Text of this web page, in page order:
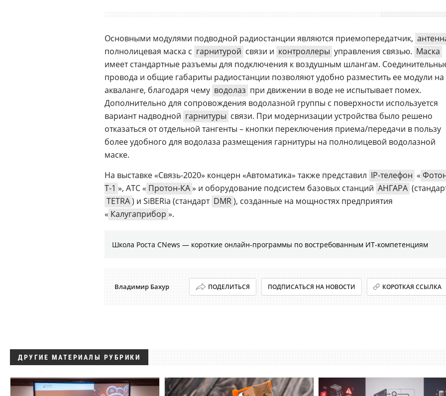
Основными модулями подводной радиостанции являются приемопередатчик,
полнолицевая маска с гарнитурой связи и контроллеры управления связью. Маска
имеет стандартные разъемы для подключения к воздушным шлангам.
провода и общие габариты радиостанции позволяют удобно разместить ее модули на
акваланге, благодаря чему водолаз при движении в воде не испытывает помех.
Дополнительно для сопровождения водолазной группы с поверхности используется
вариант надводной гарнитуры связи. При модернизации устройства было решено
отказаться от отдельной тангенты – кнопки переключения приема/передачи в пользу
более удобного для водолаза размещения гарнитуры на полнолицевой водолазной
маске.
На выставке «Связь-2020» концерн «Автоматика» также представил IP-телефон «
Т-1 », АТС « Протон-КА» и оборудование подсистем базовых станций АНГАРА
TETRA) и SiBERia (стандарт DMR), созданные на мощностях предприятия
« Калугаприбор ».
Школа Роста CNews — короткие онлайн-программы по востребованным ИТ-компетенциям
Владимир Бахур ПОДЕЛИТЬСЯ ПОДПИСАТЬСЯ НА НОВОСТИ КОРОТКАЯ ССЫЛКА
ДРУГИЕ МАТЕРИАЛЫ РУБРИКИ